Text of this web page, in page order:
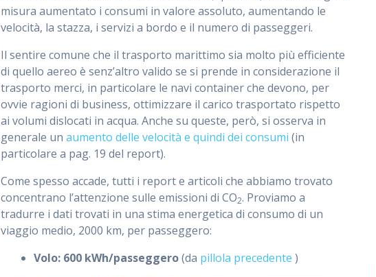
misura aumentato i consumi in valore assoluto, aumentando le
velocità, la stazza, i servizi a bordo e il numero di passeggeri.
Il sentire comune che il trasporto marittimo sia molto più efficiente
di quello aereo è senz’altro valido se si prende in considerazione il
trasporto merci, in particolare le navi container che devono, per
ovvie ragioni di business, ottimizzare il carico trasportato rispetto
ai volumi dislocati in acqua. Anche su queste, però, si osserva in
generale un aumento delle velocità e quindi dei consumi (in
particolare a pag. 19 del report).
Come spesso accade, tutti i report e articoli che abbiamo trovato
concentrano l’attenzione sulle emissioni di CO2. Proviamo a
tradurre i dati trovati in una stima energetica di consumo di un
viaggio medio, 2000 km, per passeggero:
Volo: 600 kWh/passeggero(da pillola precedente )